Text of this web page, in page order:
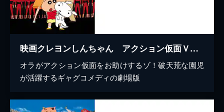
映画クレヨンしんちゃん アクション仮面ＶＳハイグレ魔王
オラがアクション仮面をお助けするゾ！破天荒な園児
が活躍するギャグコメディの劇場版